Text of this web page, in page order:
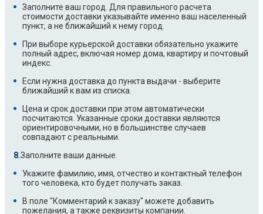
Заполните ваш город. Для правильного расчета
стоимости доставки указывайте именно ваш населенный
пункт, а не ближайший к нему город.
При выборе курьерской доставки обязательно укажите
полный адрес, включая номер дома, квартиру и почтовый
индекс.
Если нужна доставка до пункта выдачи - выберите
ближайший к вам из списка.
Цена и срок доставки при этом автоматически
посчитаются. Указанные сроки доставки являются
ориентировочными, но в большинстве случаев
совпадают с реальными.
Заполните ваши данные.
Укажите фамилию, имя, отчество и контактный телефон
того человека, кто будет получать заказ.
В поле "Комментарий к заказу" можете добавить
пожелания, а также реквизиты компании.